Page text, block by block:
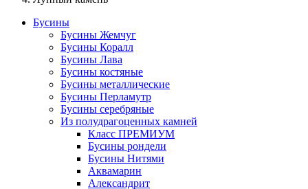
Бусины
Бусины Жемчуг
Бусины Коралл
Бусины Лава
Бусины костяные
Бусины металлические
Бусины Перламутр
Бусины серебряные
Из полудрагоценных камней
Класс ПРЕМИУМ
Бусины рондели
Бусины Нитями
Аквамарин
Александрит